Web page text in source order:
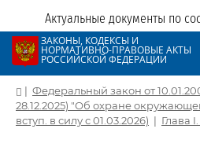
Актуальные документы по
ЗАКОНЫ, КОДЕКСЫ И
НОРМАТИВНО-ПРАВОВЫЕ АКТЫ
РОССИЙСКОЙ ФЕДЕРАЦИИ
| Федеральный закон от
28.12.2025) "Об охране
вступ. в силу с 01.03.2026) | Глава